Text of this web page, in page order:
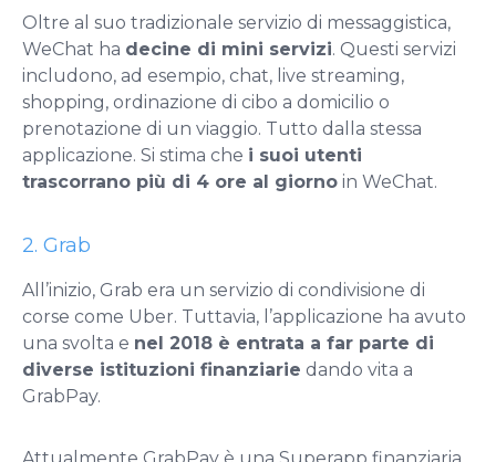
Oltre al suo tradizionale servizio di messaggistica,
WeChat ha decine di mini servizi. Questi servizi
includono, ad esempio, chat, live streaming,
shopping, ordinazione di cibo a domicilio o
prenotazione di un viaggio. Tutto dalla stessa
applicazione. Si stima che i suoi utenti
trascorrano più di 4 ore al giorno in WeChat.
2. Grab
All’inizio, Grab era un servizio di condivisione di
corse come Uber. Tuttavia, l’applicazione ha avuto
una svolta e nel 2018 è entrata a far parte di
diverse istituzioni finanziarie dando vita a
GrabPay.